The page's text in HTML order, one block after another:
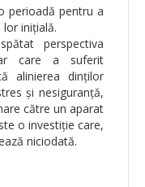
perioadă pentru a
iniţială.
perspectiva
care a suferit
alinierea dinților
și nesiguranță,
către un aparat
o investiție care,
niciodată.